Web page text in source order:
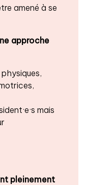
amené à se
approche
mais
pleinement